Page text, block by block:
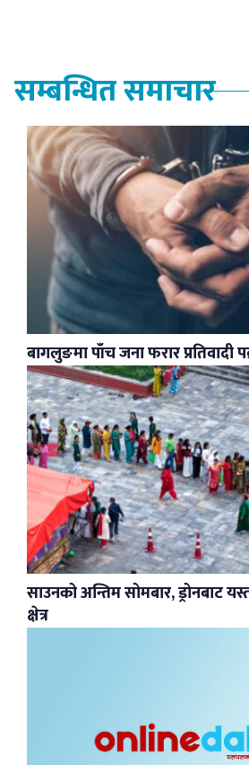
सम्बन्धित समाचार
बागलुङमा पाँच जना फरार प्रतिवादी
साउनको अन्तिम सोमबार, ड्रोनबाट
क्षेत्र